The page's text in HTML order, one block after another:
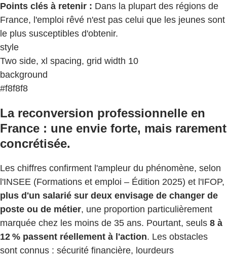
Points clés à retenir : Dans la plupart des régions de
France, l'emploi rêvé n'est pas celui que les jeunes sont
le plus susceptibles d'obtenir.
style
Two side, xl spacing, grid width 10
background
#f8f8f8
La reconversion professionnelle en
France : une envie forte, mais rarement
concrétisée.
Les chiffres confirment l'ampleur du phénomène, selon
l'INSEE (Formations et emploi – Édition 2025) et l'IFOP,
plus d'un salarié sur deux envisage de changer de
poste ou de métier, une proportion particulièrement
marquée chez les moins de 35 ans. Pourtant, seuls 8 à
12 % passent réellement à l'action. Les obstacles
sont connus : sécurité financière, lourdeurs